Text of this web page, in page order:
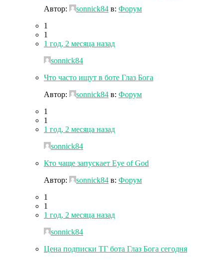
Автор:
sonnick84 в: Форум
1
1
1 год, 2 месяца назад
sonnick84
Что часто ищут в боте Глаз Бога
Автор:
sonnick84 в: Форум
1
1
1 год, 2 месяца назад
sonnick84
Кто чаще запускает Eye of God
Автор:
sonnick84 в: Форум
1
1
1 год, 2 месяца назад
sonnick84
Цена подписки ТГ бота Глаз Бога сегодня